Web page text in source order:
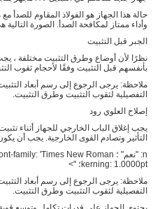
حالة هذا الجهاز هو الفولاذ المقاوم
وأداء ممتاز لمكافحة الصدأ. الصورة
الجبر قبل التثبيت
نظرًا لأن أوضاع وطرق التثبيت مختلفة ،
بأنفسهم قبل التثبيت وفقًا لأحجام ثقوب
ملاحظة: يرجى الرجوع إلى رسم أبعاد
التفصيلية لثقوب التثبيت وطرق التثبيت.
إصلاح العلوي رود
يجب إغلاق الباب الخارجي للجهاز أثناء
التأثير وتصادم القوى الخارجية. يجب أن
kerning: 1.0000pt؛ ">
ملاحظة: يرجى الرجوع إلى رسم أبعاد
التفصيلية لثقوب التثبيت وطرق التثبيت.